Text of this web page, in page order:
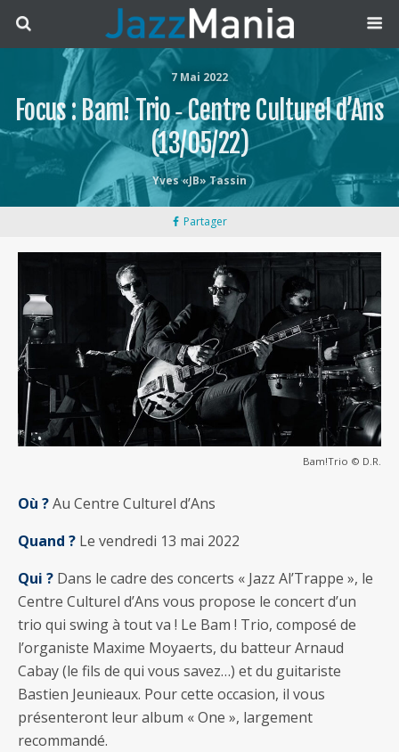
7 Mai 2022
Focus : Bam! Trio ‐ Centre Culturel d’Ans
(13/05/22)
Yves «JB» Tassin
Partager
Bam!Trio © D.R.
Où ?Au Centre Culturel d’Ans
Quand ? Le vendredi 13 mai 2022
Qui ? Dans le cadre des concerts « Jazz Al’Trappe », le
Centre Culturel d’Ans vous propose le concert d’un
trio qui swing à tout va ! Le Bam ! Trio, composé de
l’organiste Maxime Moyaerts, du batteur Arnaud
Cabay (le fils de qui vous savez…) et du guitariste
Bastien Jeunieaux. Pour cette occasion, il vous
présenteront leur album « One », largement
recommandé.